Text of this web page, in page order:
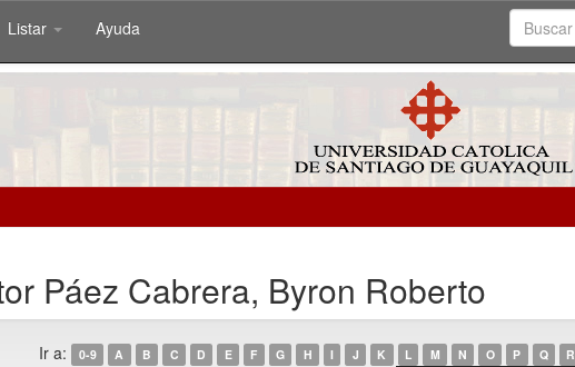
Listar Ayuda
Páez Cabrera, Byron Roberto
Ir a: 0-9 A B C D E F G H I J K L M N O P Q R